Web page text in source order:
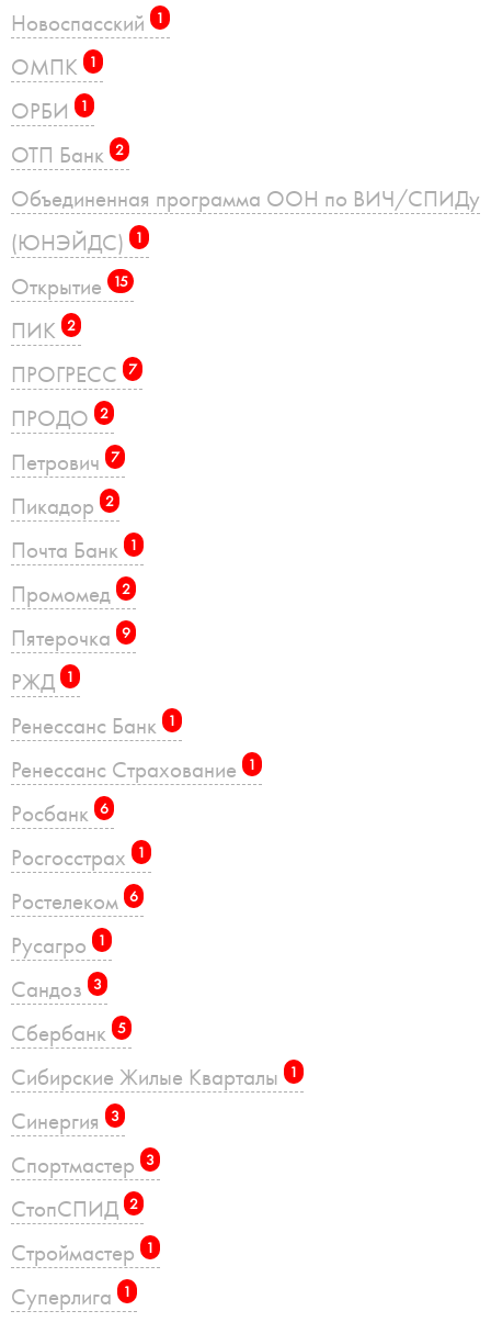
Новоспасский 1
ОМПК 1
ОРБИ 1
ОТП Банк 2
Объединенная программа ООН по ВИЧ/СПИДу
(ЮНЭЙДС)
1
Открытие 15
ПИК 2
ПРОГРЕСС 7
ПРОДО 2
Петрович 7
Пикадор 2
Почта Банк 1
Промомед 2
Пятерочка 9
РЖД 1
Ренессанс Банк 1
Ренессанс Страхование 1
Росбанк 6
Росгосстрах 1
Ростелеком 6
Русагро 1
Сандоз 3
Сбербанк 5
Сибирские Жилые Кварталы 1
Синергия 3
Спортмастер 3
СтопСПИД 2
Строймастер 1
Суперлига 1